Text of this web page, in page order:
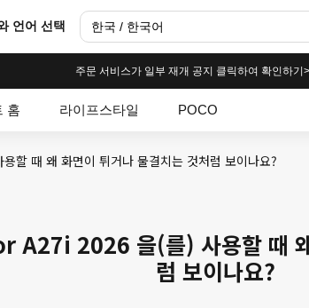
언어 선택 한국 / 한국어
주문 서비스가 일부 재개 공지 클릭하여 확인하기>
홈 라이프스타일 POCO
때 왜 화면이 튀거나 물결치는 것처럼 보이나요?
2026 을(를) 사용할 때 왜
럼 보이나요?